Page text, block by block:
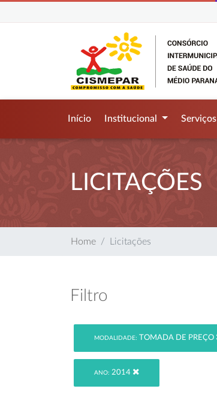
Início Institucional Serviços
LICITAÇÕES
Home Licitações
Filtro
MODALIDADE: TOMADA DE PREÇO
ANO: 2014